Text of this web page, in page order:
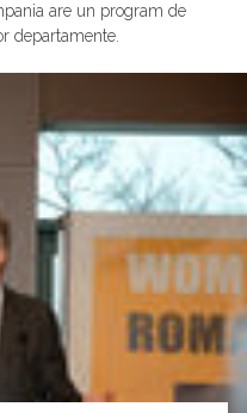
are un program de
departamente.